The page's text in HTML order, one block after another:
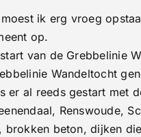
Km
ik erg vroeg
op.
van de Grebbelinie
Wandeltocht
er al reeds gestart
Renswoude,
brokken beton, dijken